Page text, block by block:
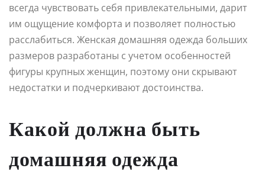
всегда чувствовать себя привлекательными, дарит
им ощущение комфорта и позволяет полностью
расслабиться. Женская домашняя одежда больших
размеров разработаны с учетом особенностей
фигуры крупных женщин, поэтому они скрывают
недостатки и подчеркивают достоинства.
Какой должна быть
домашняя одежда